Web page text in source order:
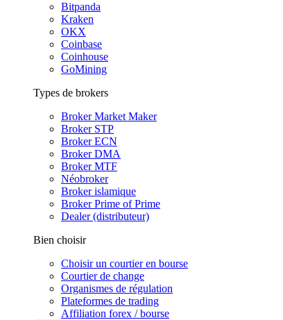
Bitpanda
Kraken
OKX
Coinbase
Coinhouse
GoMining
Types de brokers
Broker Market Maker
Broker STP
Broker ECN
Broker DMA
Broker MTF
Néobroker
Broker islamique
Broker Prime of Prime
Dealer (distributeur)
Bien choisir
Choisir un courtier en bourse
Courtier de change
Organismes de régulation
Plateformes de trading
Affiliation forex / bourse